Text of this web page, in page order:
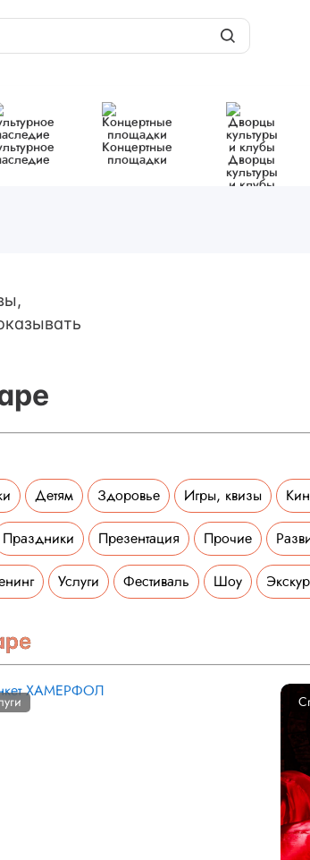
Концертные
площадки
Дворцы
культуры
и клубы
Детям Здоровье Игры, квизы
Праздники Презентация Прочие
Услуги Фестиваль Шоу